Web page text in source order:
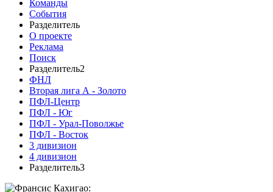
Команды
События
Разделитель
О проекте
Реклама
Поиск
Разделитель2
ФНЛ
Вторая лига А - Золото
ПФЛ-Центр
ПФЛ - Юг
ПФЛ - Урал-Поволжье
ПФЛ - Восток
3 дивизион
4 дивизион
Разделитель3